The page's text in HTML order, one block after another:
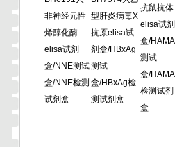
非神经元性
烯醇化酶
elisa试剂
盒/NNE测试
盒/NNE检测
试剂盒
型肝炎病毒X
抗原elisa试
剂盒/HBxAg
测试
盒/HBxAg检
测试剂盒
抗鼠抗体
elisa试剂
盒/HAMA
测试
盒/HAMA
检测试剂
盒